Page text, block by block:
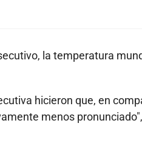
la temperatura
hicieron que, en
menos